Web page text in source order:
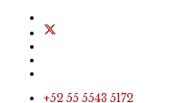
+52 55 5543 5172